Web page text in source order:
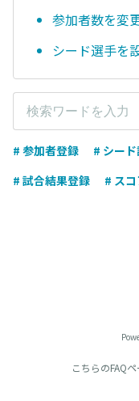
参加者数を変
シード選手を
# 参加者登録 # シー
# 試合結果登録
# ス
こちらのFAQ